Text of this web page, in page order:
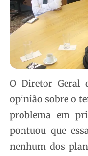
O Diretor Geral
opinião sobre o
problema em
pontuou que
nenhum dos